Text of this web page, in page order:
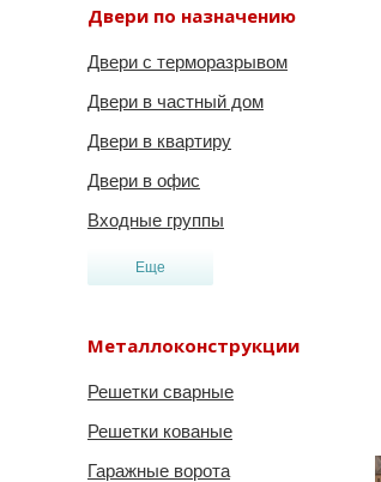
Двери по назначению
Двери с терморазрывом
Двери в частный дом
Двери в квартиру
Двери в офис
Входные группы
Еще
Металлоконструкции
Решетки сварные
Решетки кованые
Гаражные ворота